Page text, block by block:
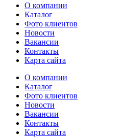
О компании
Каталог
Фото клиентов
Новости
Вакансии
Контакты
Карта сайта
О компании
Каталог
Фото клиентов
Новости
Вакансии
Контакты
Карта сайта